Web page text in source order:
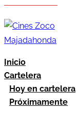
Inicio
Cartelera
Hoy en cartelera
Próximamente